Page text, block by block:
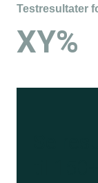
Testresultater
XY%